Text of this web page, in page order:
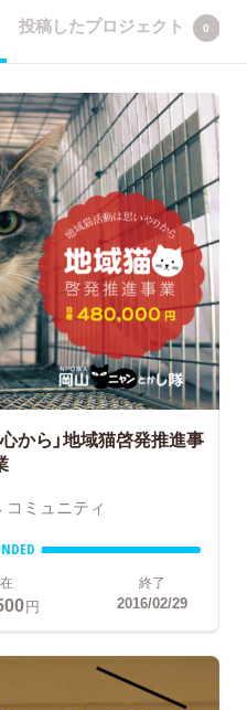
投稿したプロジェクト 0
から」地域猫啓発推進事
コミュニティ
円
終了
2016/02/29